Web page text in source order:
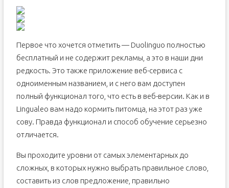
Первое что хочется отметить — Duolinguo полностью
бесплатный и не содержит рекламы, а это в наши дни
редкость. Это также приложение веб-сервиса с
одноименным названием, и с него вам доступен
полный функционал того, что есть в веб-версии. Как и в
Lingualeo вам надо кормить питомца, на этот раз уже
сову. Правда функционал и способ обучение серьезно
отличается.
Вы проходите уровни от самых элементарных до
сложных, в которых нужно выбрать правильное слово,
составить из слов предложение, правильно